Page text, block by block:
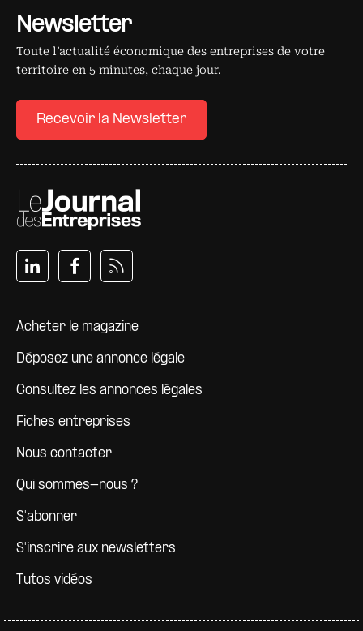
Newsletter
Toute l’actualité économique des entreprises de votre
territoire en 5 minutes, chaque jour.
Recevoir la Newsletter
Pied de page
Acheter le magazine
Déposez une annonce légale
Consultez les annonces légales
Fiches entreprises
Nous contacter
Qui sommes-nous ?
S'abonner
S'inscrire aux newsletters
Tutos vidéos